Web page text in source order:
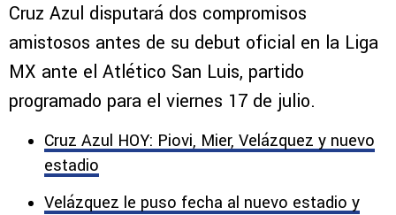
Cruz Azul disputará dos compromisos
amistosos antes de su debut oficial en la Liga
MX ante el Atlético San Luis, partido
programado para el viernes 17 de julio.
Cruz Azul HOY: Piovi, Mier, Velázquez y nuevo
estadio
Velázquez le puso fecha al nuevo estadio y